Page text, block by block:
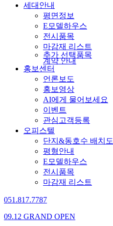
세대안내
평면정보
E모델하우스
전시품목
마감재 리스트
추가 선택품목
계약 안내
홍보센터
언론보도
홍보영상
AI에게 물어보세요
이벤트
관심고객등록
오피스텔
단지&동호수 배치도
평형안내
E모델하우스
전시품목
마감재 리스트
051.817.7787
09.12 GRAND OPEN